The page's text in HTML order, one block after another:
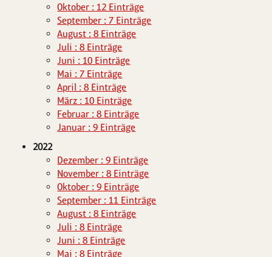
Oktober : 12 Einträge
September : 7 Einträge
August : 8 Einträge
Juli : 8 Einträge
Juni : 10 Einträge
Mai : 7 Einträge
April : 8 Einträge
März : 10 Einträge
Februar : 8 Einträge
Januar : 9 Einträge
2022
Dezember : 9 Einträge
November : 8 Einträge
Oktober : 9 Einträge
September : 11 Einträge
August : 8 Einträge
Juli : 8 Einträge
Juni : 8 Einträge
Mai : 8 Einträge